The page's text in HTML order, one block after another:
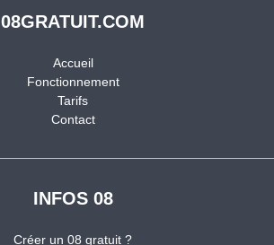
08GRATUIT.COM
Accueil
Fonctionnement
Tarifs
Contact
INFOS 08
Créer un 08 gratuit ?